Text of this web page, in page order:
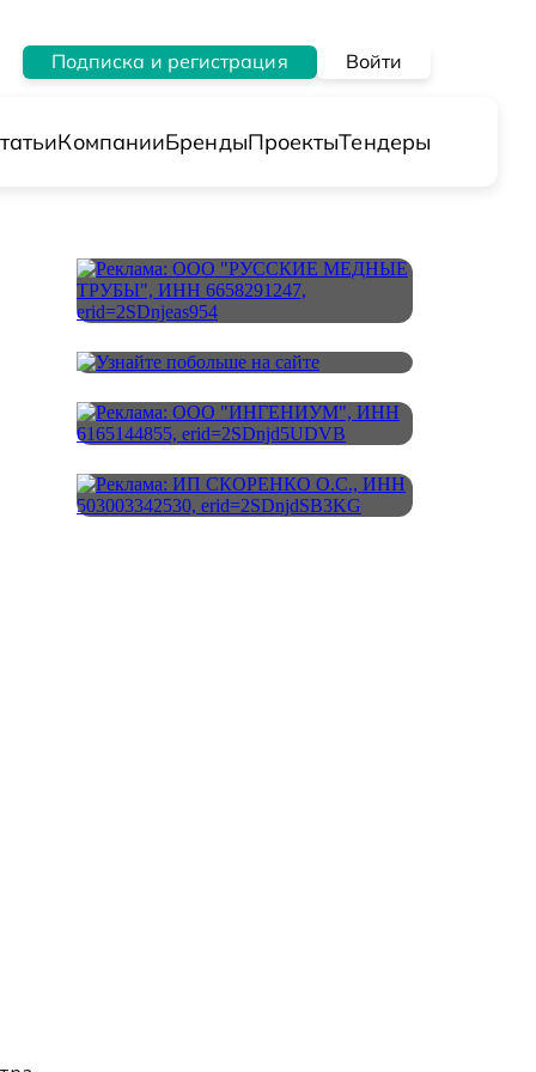
Подписка и регистрация Войти
КомпанииБрендыПроектыТендеры